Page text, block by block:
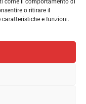
come il comportamento di
o ritirare il
e funzioni.
10452250011 | Web
TARTAGLIONE